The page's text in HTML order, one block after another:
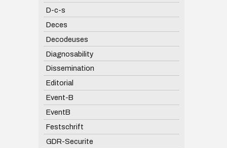
D-c-s
Deces
Decodeuses
Diagnosability
Dissemination
Editorial
Event-B
EventB
Festschrift
GDR-Securite